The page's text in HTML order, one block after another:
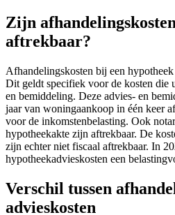
Zijn
aftrekbaar?
Afhandelingskosten bij een
Dit geldt specifiek voor de kosten die
en bemiddeling. Deze advies- en
jaar van woningaankoop in één keer
voor de inkomstenbelasting. Ook
hypotheekakte zijn aftrekbaar. De
zijn echter niet fiscaal aftrekbaar. In
hypotheekadvieskosten een
Verschil tussen
advieskosten